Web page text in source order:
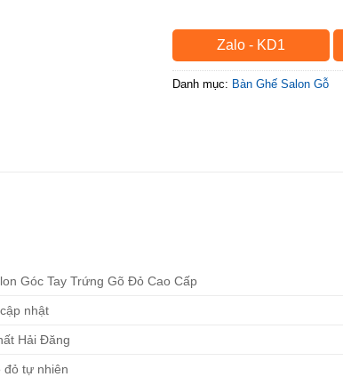
Zalo - KD1
Danh mục: Bàn Ghế Salon Gỗ
Góc Tay Trứng Gõ Đỏ Cao Cấp
nhật
Hải Đăng
đỏ tự nhiên